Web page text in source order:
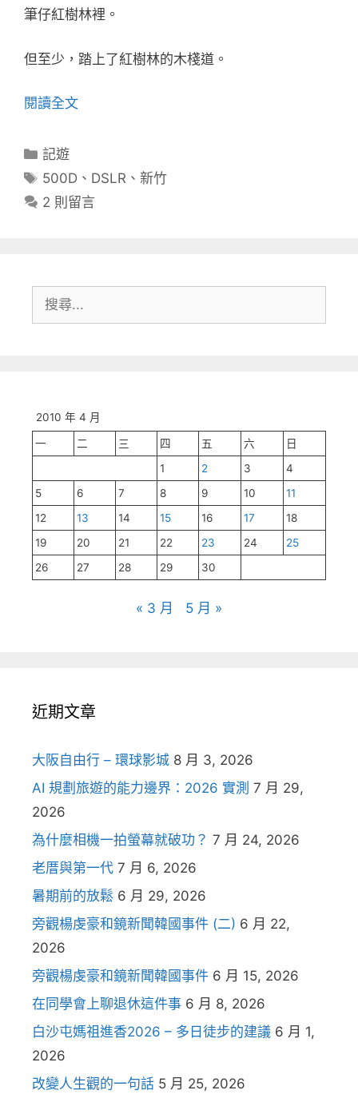
筆仔紅樹林裡。
但至少，踏上了紅樹林的木棧道。
閱讀全文
分
類
記遊
標
籤
500D 、 DSLR 、新竹
2 則留言
尋:
2010 年 4 月
一 二 三 四 五 六
日
1
2 3
4
5
6 7 8 9 10
11
12
13 14 15 16 17
18
19
20 21 22 23 24
25
26
27 28 29 30
« 3 月 5 月 »
近期文章
大阪自由行 – 環球影城 8 月 3, 2026
AI 規劃旅遊的能力邊界：2026 實測 7 月 29,
2026
為什麼相機一拍螢幕就破功？ 7 月 24, 2026
老厝與第一代 7 月 6, 2026
暑期前的放鬆 6 月 29, 2026
旁觀楊虔豪和鏡新聞韓國事件 (二) 6 月 22,
2026
旁觀楊虔豪和鏡新聞韓國事件 6 月 15, 2026
在同學會上聊退休這件事 6 月 8, 2026
白沙屯媽祖進香2026 – 多日徒步的建議 6 月 1,
2026
改變人生觀的一句話 5 月 25, 2026